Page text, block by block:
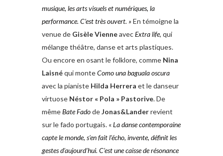
musique, les artsvisuels et numériques, la
performance. C’est très ouvert. »En témoigne la
venue de Gisèle VienneavecExtralife, qui
mélange théâtre, danse et arts plastiques.
Ou encore en osant le folklore, comme Nina
Laisnéqui monteComo una baguala oscura
avec la pianiste Hilda Herrera et le danseur
virtuose Néstor « Pola » Pastorive. De
mêmeBateFadodeJonas&Landerrevient
sur le fado portugais. «La dansecontemporaine
capte le monde, s’en fait l’écho, invente, définitles
gestes d’aujourd’hui. C’est unecaisse de résonance